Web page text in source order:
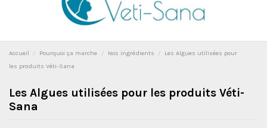
Accueil Pourquoi ça marche Nos ingrédients
Les Algues utilisées pour
les produits Véti-Sana
Les Algues utilisées pour les produits Véti-
Sana